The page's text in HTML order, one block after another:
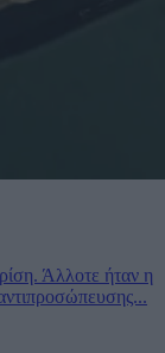
Άλλοτε ήταν η